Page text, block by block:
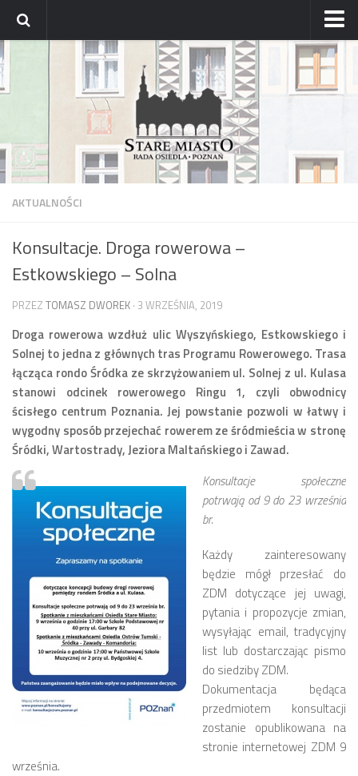
Strona główna
Archiwum aktualności
Archiwum bloga
Osiedle
Mapa osiedla
Dzielnicowi Starego Miasta
Urzędy
ZDM – awarie
Rada
Radni
Zarząd
Prezydium
Komisje i koordynatorzy
Sesje
Biuletyn
numer 6(16)/2022
numer 4-5(14-15)/2021
numer 2-3(12-13)/2020
numer 1(11)/2020
numer 2-3(10)/2019
numer 1-2(9)/2019
numer 1(8)/2018
AKTUALNOŚCI
Konsultacje. Droga rowerowa –
Estkowskiego – Solna
PRZEZ TOMASZ DWOREK · 3 WRZEŚNIA, 2019
Droga rowerowa wzdłuż ulic Wyszyńskiego, Estkowskiego i
Solnej to jedna z głównych tras Programu Rowerowego. Trasa
łącząca rondo Śródka ze skrzyżowaniem ul. Solnej z ul. Kulasa
stanowi odcinek rowerowego Ringu 1, czyli obwodnicy
ścisłego centrum Poznania. Jej powstanie pozwoli w łatwy i
wygodny sposób przejechać rowerem ze śródmieścia w stronę
Śródki, Wartostrady, Jeziora Maltańskiego i Zawad.
Konsultacje społeczne
potrwają od 9 do 23 września
br.
Każdy zainteresowany
będzie mógł przesłać do
ZDM dotyczące jej uwagi,
pytania i propozycje zmian,
wysyłając email, tradycyjny
list lub dostarczając pismo
do siedziby ZDM.
Dokumentacja będąca
przedmiotem konsultacji
zostanie opublikowana na
stronie internetowej ZDM 9
września.